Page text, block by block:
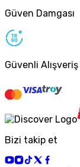
Güven Damgası
Güvenli Alışveriş
Bizi takip et